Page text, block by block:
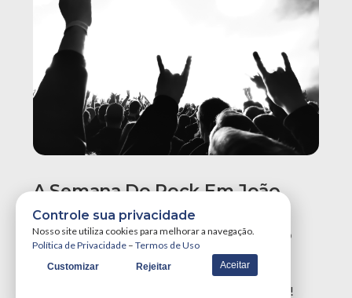
A Semana Do Rock Em João
Pessoa Promete Um Dos
Maiores Finais De Semana Do
A Semana do Rock em João Pessoa tá destruidora!
Controle sua privacidade
Nosso site utiliza cookies para melhorar a navegação.
Política de Privacidade – Termos de Uso
Customizar Rejeitar Aceitar